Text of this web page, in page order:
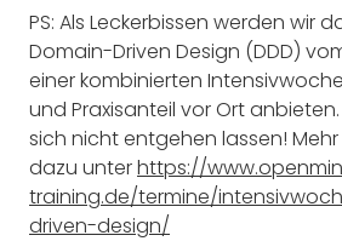
PS: Als Leckerbissen werden wir
Domain-Driven Design (DDD)
einer kombinierten
und Praxisanteil vor Ort
sich nicht entgehen lassen!
dazu unterhttps://
training.de/termine/
driven-design/